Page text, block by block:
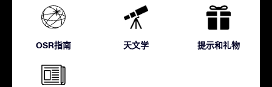
OSR指南 天文学 提示和礼物